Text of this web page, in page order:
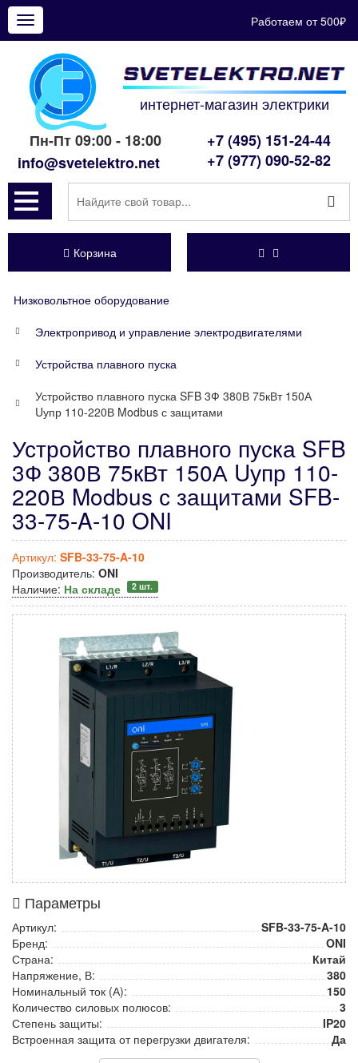
Показать
меню
Работаем от 500₽
интернет-магазин электрики
Пн-Пт 09:00 - 18:00
info@svetelektro.net
+7 (495) 151-24-44
+7 (977) 090-52-82
Корзина
Низковольтное оборудование
Электропривод и управление электродвигателями
Устройства плавного пуска
Устройство плавного пуска SFB 3Ф 380В 75кВт 150А
Uупр 110-220В Modbus с защитами
Устройство плавного пуска SFB
3Ф 380В 75кВт 150А Uупр 110-
220В Modbus с защитами SFB-
33-75-A-10 ONI
Артикул: SFB-33-75-A-10
Производитель: ONI
Наличие: На складе 2 шт.
Параметры
Артикул:
SFB-33-75-A-10
Бренд:
ONI
Страна:
Китай
Напряжение, В:
380
Номинальный ток (А):
150
Количество силовых полюсов:
3
Степень защиты:
IP20
Встроенная защита от перегрузки двигателя:
Да